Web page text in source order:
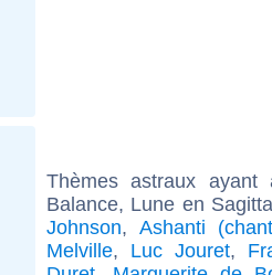
Thèmes astraux
Balance, Lune en
Johnson, Ashanti
Melville, Luc Jouret,